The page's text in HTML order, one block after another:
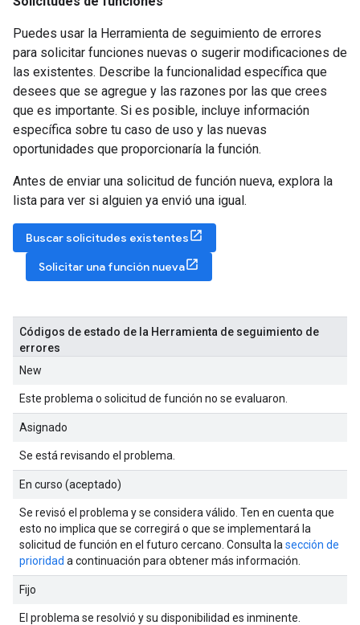
Puedes usar la Herramienta de seguimiento de errores
para solicitar funciones nuevas o sugerir modificaciones de
las existentes. Describe la funcionalidad específica que
desees que se agregue y las razones por las que crees
que es importante. Si es posible, incluye información
específica sobre tu caso de uso y las nuevas
oportunidades que proporcionaría la función.
Antes de enviar una solicitud de función nueva, explora la
lista para ver si alguien ya envió una igual.
Buscar solicitudes existentes
Solicitar una función nueva
Códigos de estado de la Herramienta de seguimiento de
errores
New
Este problema o solicitud de función no se evaluaron.
Asignado
Se está revisando el problema.
En curso (aceptado)
Se revisó el problema y se considera válido. Ten en cuenta que
esto no implica que se corregirá o que se implementará la
solicitud de función en el futuro cercano. Consulta la sección de
prioridad a continuación para obtener más información.
Fijo
El problema se resolvió y su disponibilidad es inminente.